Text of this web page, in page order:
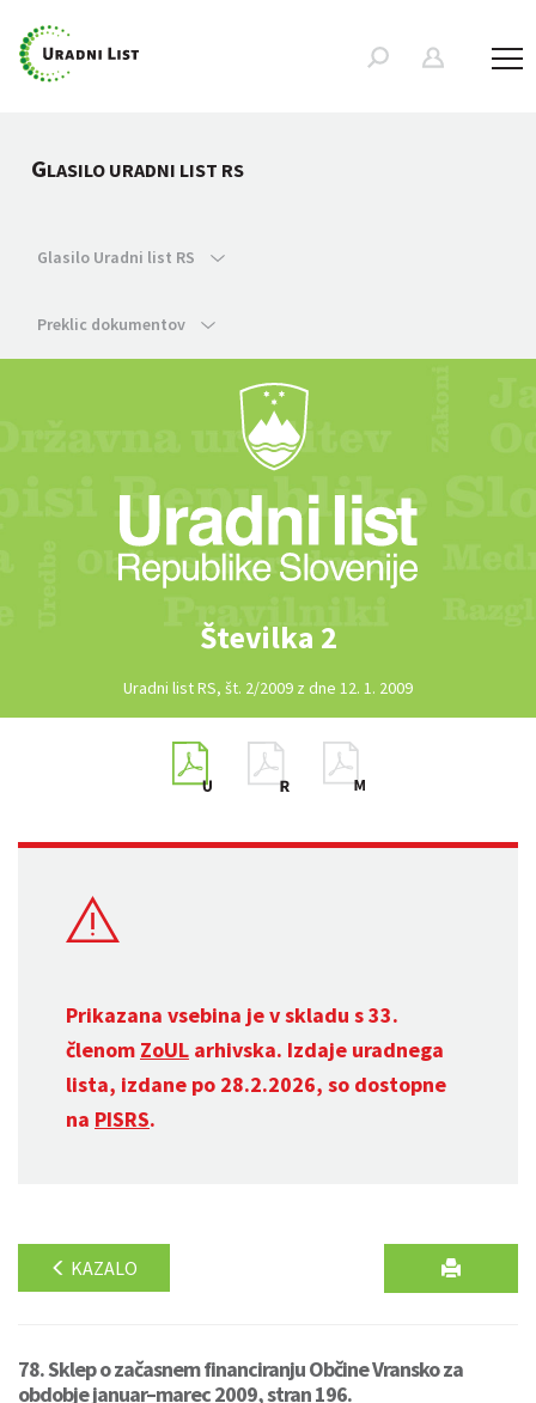
GLASILO URADNI LIST RS
Glasilo Uradni list RS
Preklic dokumentov
Številka 2
Uradni list RS, št. 2/2009 z dne 12. 1. 2009
Prikazana vsebina je v skladu s 33.
členom ZoUL arhivska. Izdaje uradnega
lista, izdane po 28.2.2026, so dostopne
na PISRS.
KAZALO
78. Sklep o začasnem financiranju Občine Vransko za
obdobje januar–marec 2009, stran 196.